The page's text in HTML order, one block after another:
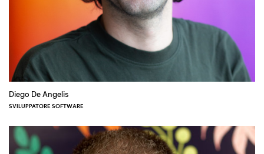
Diego De Angelis
SVILUPPATORE SOFTWARE